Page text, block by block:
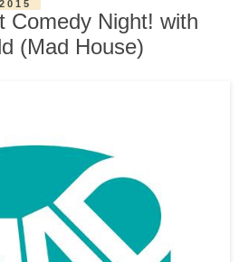
Comedy Night! with
(Mad House)